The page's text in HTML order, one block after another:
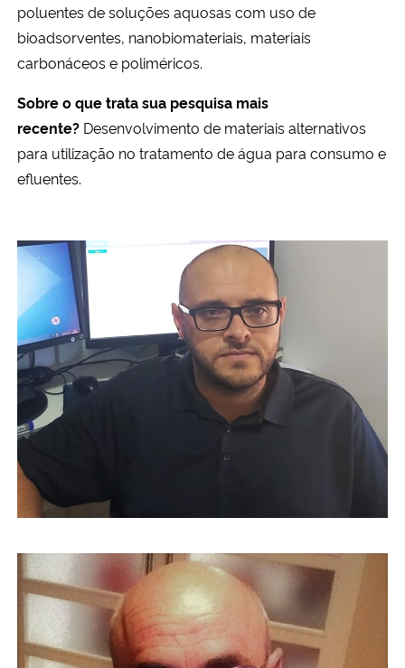
poluentes de soluções aquosas com uso de
bioadsorventes, nanobiomateriais, materiais
carbonáceos e poliméricos.
Sobre o que trata sua pesquisa mais
recente? Desenvolvimento de materiais alternativos
para utilização no tratamento deágua para consumo e
efluentes.